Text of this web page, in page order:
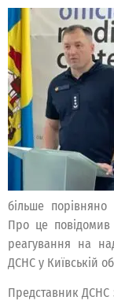
більше
Про це повідомив
реагування на
ДСНС у Київській
Представник ДСНС